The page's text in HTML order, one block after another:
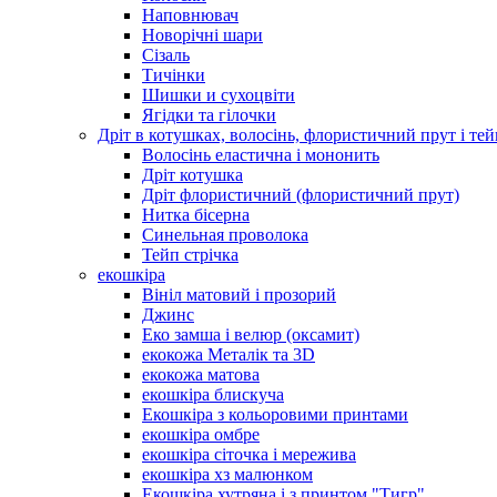
Наповнювач
Новорічні шари
Сізаль
Тичінки
Шишки и сухоцвіти
Ягідки та гілочки
Дріт в котушках, волосінь, флористичний прут і
Волосінь еластична і мононить
Дріт котушка
Дріт флористичний (флористичний прут)
Нитка бісерна
Синельная проволока
Тейп стрічка
екошкіра
Вініл матовий і прозорий
Джинс
Еко замша і велюр (оксамит)
екокожа Металік та 3D
екокожа матова
екошкіра блискуча
Екошкіра з кольоровими принтами
екошкіра омбре
екошкіра сіточка і мережива
екошкіра хз малюнком